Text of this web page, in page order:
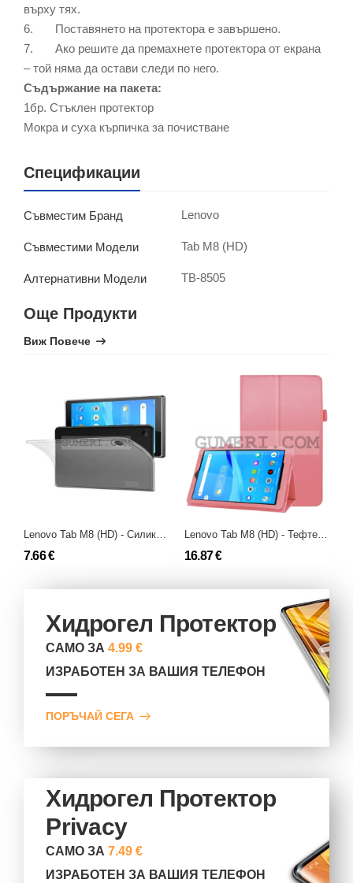
върху тях.
6. Поставянето на протектора е завършено.
7. Ако решите да премахнете протектора от екрана
– той няма да остави следи по него.
Съдържание на пакета:
1бр. Стъклен протектор
Мокра и суха кърпичка за почистване
Спецификации
Съвместим Бранд Lenovo
Съвместими Модели Tab M8 (HD)
Алтернативни Модели TB-8505
Още Продукти
Виж Повече
Lenovo Tab M8 (HD) - Силиконов Гръб
7.66 €
Lenovo Tab M8 (HD) - Тефтер Стойка
16.87 €
Хидрогел Протектор
САМО ЗА4.99 €
ИЗРАБОТЕН ЗА ВАШИЯ ТЕЛЕФОН
ПОРЪЧАЙ СЕГА
Хидрогел Протектор
Privacy
САМО ЗА7.49 €
ИЗРАБОТЕН ЗА ВАШИЯ ТЕЛЕФОН